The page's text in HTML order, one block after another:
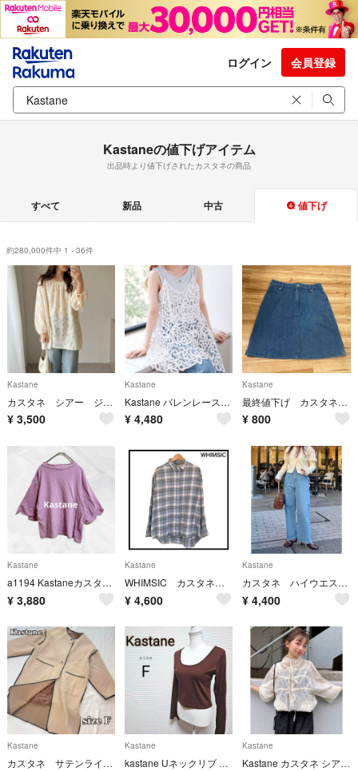
ログイン 会員登録
Kastaneの値下げアイテム
出品時より値下げされたカスタネの商品
すべて 新品 中古 値下げ
約280,000件中 1 - 36件
Kastane
カスタネ シアー ジャガー レース チュニック シャツ 長袖 透け感 レディース
¥ 3,500
Kastane
Kastane バレンレースチュニック ホワイト フリーサイズ 2025SS
¥ 4,480
Kastane
最終値下げ カスタネ スカート デニムスカート
¥ 800
Kastane
a1194 Kastaneカスタネ ツイストスリーブTシャツカットソー 七分 綿
¥ 3,880
Kastane
WHIMSIC カスタネ オンブレチェックシャツ ユニセックス コットン 長袖
¥ 4,600
Kastane
カスタネ ハイウエスト ストレート デニムパンツ レディース ライトブルー 1
¥ 4,400
Kastane
カスタネ サテンライナー付きパイピングガウンコート/kas873（F）ベージュ系
Kastane
kastane Uネックリブ プルオーバー オールシーズン ブラウン
Kastane
Kastane カスタネ シアー リボンナイロンブルゾン アイボリー